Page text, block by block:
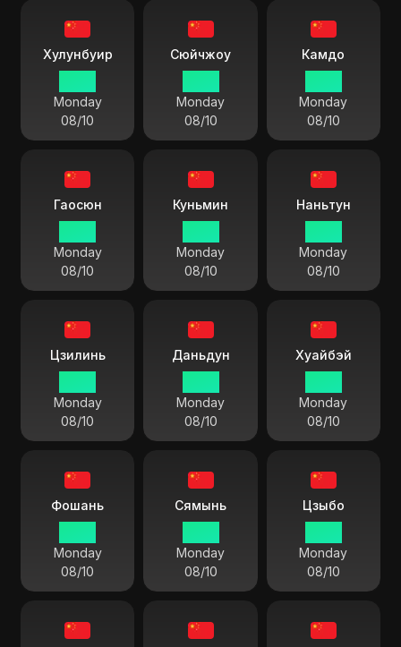
Хулунбуир
Monday
08/10
Сюйчжоу
Monday
08/10
Камдо
Monday
08/10
Гаосюн
Monday
08/10
Куньмин
Monday
08/10
Наньтун
Monday
08/10
Цзилинь
Monday
08/10
Даньдун
Monday
08/10
Хуайбэй
Monday
08/10
Фошань
Monday
08/10
Сямынь
Monday
08/10
Цзыбо
Monday
08/10